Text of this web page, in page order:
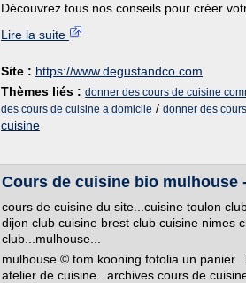
Découvrez tous nos conseils pour créer
Lire la suite
Site : https://www.degustandco.com
Thèmes liés : donner des cours de cuisine
des cours de cuisine a domicile / donner des
cuisine
Cours de cuisine bio mulhouse
cours de cuisine du site...cuisine toulon
dijon club cuisine brest club cuisine nimes
club...mulhouse...
mulhouse © tom kooning fotolia un
atelier de cuisine...archives cours de